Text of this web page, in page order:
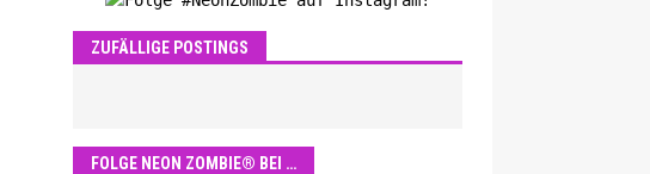
ZUFÄLLIGE POSTINGS
FOLGE NEON ZOMBIE® BEI …